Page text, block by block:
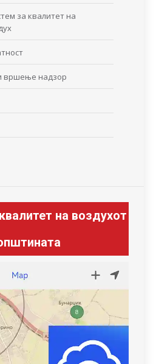
за квалитет на
вршење надзор
на воздухот